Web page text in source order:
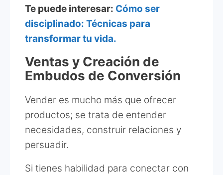
Te puede interesar: Cómo ser
disciplinado: Técnicas para
transformar tu vida.
Ventas y Creación de
Embudos de Conversión
Vender es mucho más que ofrecer
productos; se trata de entender
necesidades, construir relaciones y
persuadir.
Si tienes habilidad para conectar con